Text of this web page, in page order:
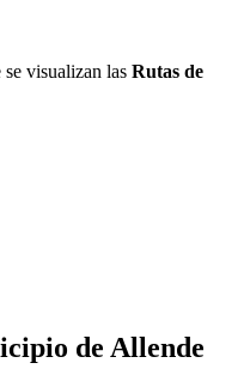
visualizan las Rutas de
de Allende